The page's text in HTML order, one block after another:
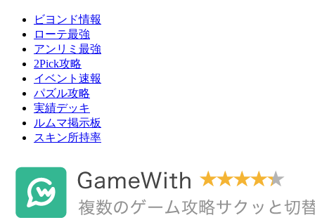
ビヨンド情報
ローテ最強
アンリミ最強
2Pick攻略
イベント速報
パズル攻略
実績デッキ
ルムマ掲示板
スキン所持率